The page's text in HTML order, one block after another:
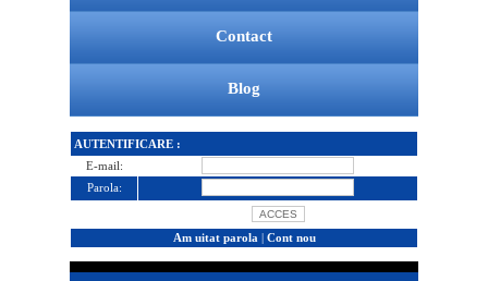
Contact
Blog
AUTENTIFICARE :
E-mail:
Parola:
Am uitat parola | Cont nou